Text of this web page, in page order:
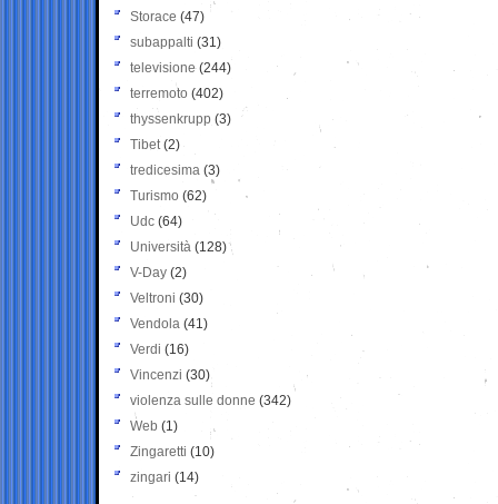
Storace (47)
subappalti (31)
televisione(244)
terremoto (402)
thyssenkrupp (3)
Tibet(2)
tredicesima (3)
Turismo (62)
Udc (64)
Università (128)
V-Day (2)
Veltroni (30)
Vendola (41)
Verdi (16)
Vincenzi (30)
violenza sulle donne (342)
Web (1)
Zingaretti (10)
zingari (14)